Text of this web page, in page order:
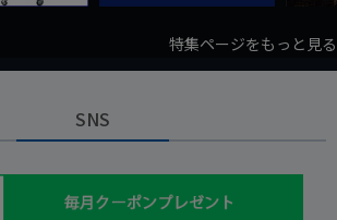
特集ページをもっと見る
SNS